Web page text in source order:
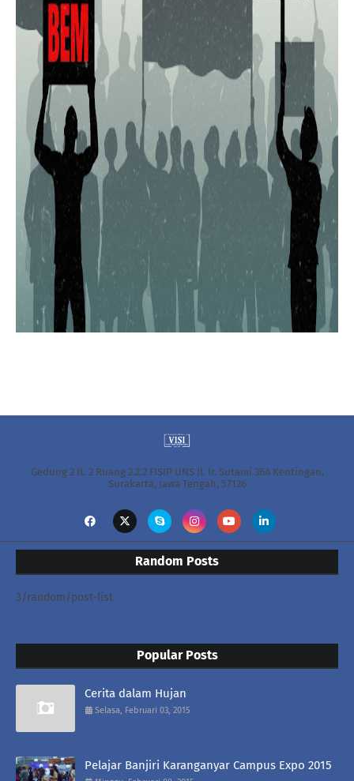
Gedung 2 lt. 2 Ruang 2.2.2 FISIP UNS Jl. Ir. Sutami 36A Kentingan,
Surakarta, Jawa Tengah, 57126
Random Posts
3/random/post-list
Popular Posts
Cerita dalam Hujan
Selasa, Februari 03, 2015
Pelajar Banjiri Karanganyar Campus Expo 2015